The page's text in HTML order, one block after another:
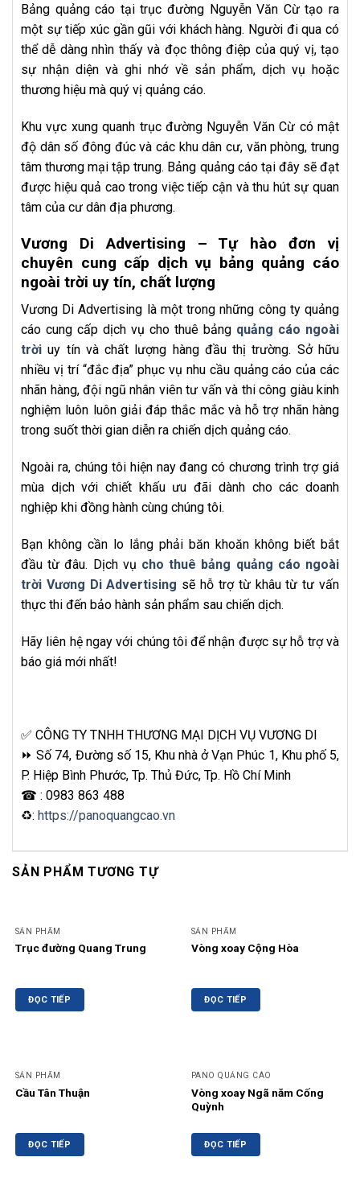
Bảng quảng cáo tại trục đường Nguyễn Văn Cừ tạo ra
một sự tiếp xúc gần gũi với khách hàng. Người đi qua có
thể dễ dàng nhìn thấy và đọc thông điệp của quý vị, tạo
sự nhận diện và ghi nhớ về sản phẩm, dịch vụ hoặc
thương hiệu mà quý vị quảng cáo.
Khu vực xung quanh trục đường Nguyễn Văn Cừ có mật
độ dân số đông đúc và các khu dân cư, văn phòng, trung
tâm thương mại tập trung. Bảng quảng cáo tại đây sẽ đạt
được hiệu quả cao trong việc tiếp cận và thu hút sự quan
tâm của cư dân địa phương.
Vương Di Advertising – Tự hào đơn vị
chuyên cung cấp dịch vụ bảng quảng cáo
ngoài trời uy tín, chất lượng
Vương Di Advertising là một trong những công ty quảng
cáo cung cấp dịch vụ cho thuê bảng quảng cáo ngoài
trời uy tín và chất lượng hàng đầu thị trường. Sở hữu
nhiều vị trí “đắc địa” phục vụ nhu cầu quảng cáo của các
nhãn hàng, đội ngũ nhân viên tư vấn và thi công giàu kinh
nghiệm luôn luôn giải đáp thắc mắc và hỗ trợ nhãn hàng
trong suốt thời gian diễn ra chiến dịch quảng cáo.
Ngoài ra, chúng tôi hiện nay đang có chương trình trợ giá
mùa dịch với chiết khấu ưu đãi dành cho các doanh
nghiệp khi đồng hành cùng chúng tôi.
Bạn không cần lo lắng phải băn khoăn không biết bắt
đầu từ đâu. Dịch vụ cho thuê bảng quảng cáo ngoài
trời Vương Di Advertising sẽ hỗ trợ từ khâu từ tư vấn
thực thi đến bảo hành sản phẩm sau chiến dịch.
Hãy liên hệ ngay với chúng tôi để nhận được sự hỗ trợ và
báo giá mới nhất!
✅ CÔNG TY TNHH THƯƠNG MẠI DỊCH VỤ VƯƠNG DI
⏩ Số 74, Đường số 15, Khu nhà ở Vạn Phúc 1, Khu phố 5,
P. Hiệp Bình Phước, Tp. Thủ Đức, Tp. Hồ Chí Minh
☎ : 0983 863 488
♻: https://panoquangcao.vn
SẢN PHẨM TƯƠNG TỰ
SẢN PHẨM
Trục đường Quang Trung
ĐỌC TIẾP
SẢN PHẨM
Vòng xoay Cộng Hòa
ĐỌC TIẾP
SẢN PHẨM
Cầu Tân Thuận
ĐỌC TIẾP
PANO QUẢNG CÁO
Vòng xoay Ngã năm Cống
Quỳnh
ĐỌC TIẾP